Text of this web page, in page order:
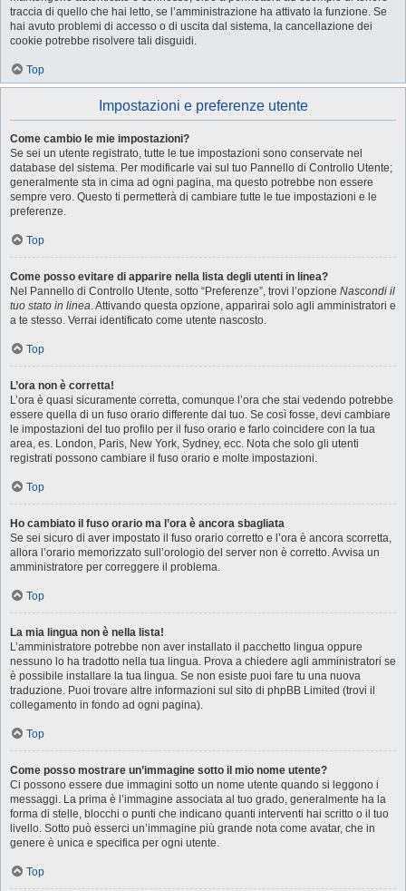
traccia di quello che hai letto, se l’amministrazione ha attivato la funzione. Se
hai avuto problemi di accesso o di uscita dal sistema, la cancellazione dei
cookie potrebbe risolvere tali disguidi.
Top
Impostazioni e preferenze utente
Come cambio le mie impostazioni?
Se sei un utente registrato, tutte le tue impostazioni sono conservate nel
database del sistema. Per modificarle vai sul tuo Pannello di Controllo Utente;
generalmente sta in cima ad ogni pagina, ma questo potrebbe non essere
sempre vero. Questo ti permetterà di cambiare tutte le tue impostazioni e le
preferenze.
Top
Come posso evitare di apparire nella lista degli utenti in linea?
Nel Pannello di Controllo Utente, sotto “Preferenze”, trovi l’opzione Nascondi il
tuo stato in linea. Attivando questa opzione, apparirai solo agli amministratori e
a te stesso. Verrai identificato come utente nascosto.
Top
L’ora non è corretta!
L’ora è quasi sicuramente corretta, comunque l’ora che stai vedendo potrebbe
essere quella di un fuso orario differente dal tuo. Se così fosse, devi cambiare
le impostazioni del tuo profilo per il fuso orario e farlo coincidere con la tua
area, es. London, Paris, New York, Sydney, ecc. Nota che solo gli utenti
registrati possono cambiare il fuso orario e molte impostazioni.
Top
Ho cambiato il fuso orario ma l’ora è ancora sbagliata
Se sei sicuro di aver impostato il fuso orario corretto e l’ora è ancora scorretta,
allora l’orario memorizzato sull’orologio del server non è corretto. Avvisa un
amministratore per correggere il problema.
Top
La mia lingua non è nella lista!
L’amministratore potrebbe non aver installato il pacchetto lingua oppure
nessuno lo ha tradotto nella tua lingua. Prova a chiedere agli amministratori se
è possibile installare la tua lingua. Se non esiste puoi fare tu una nuova
traduzione. Puoi trovare altre informazioni sul sito di phpBB Limited (trovi il
collegamento in fondo ad ogni pagina).
Top
Come posso mostrare un’immagine sotto il mio nome utente?
Ci possono essere due immagini sotto un nome utente quando si leggono i
messaggi. La prima è l’immagine associata al tuo grado, generalmente ha la
forma di stelle, blocchi o punti che indicano quanti interventi hai scritto o il tuo
livello. Sotto può esserci un’immagine più grande nota come avatar, che in
genere è unica e specifica per ogni utente.
Top